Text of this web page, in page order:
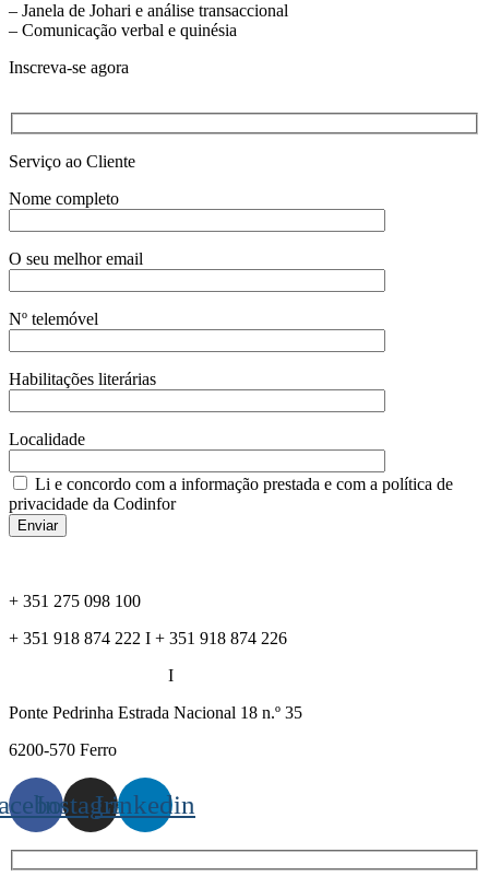
– Janela de Johari e análise transaccional
– Comunicação verbal e quinésia
Inscreva-se agora
Serviço ao Cliente
Nome completo
O seu melhor email
Nº telemóvel
Habilitações literárias
Localidade
Li e concordo com a informação prestada e com a política de
privacidade da Codinfor
+ 351 275 098 100
+ 351 918 874 222 I + 351 918 874 226
I
Ponte Pedrinha Estrada Nacional 18 n.º 35
6200-570 Ferro
InstagramLinkedin